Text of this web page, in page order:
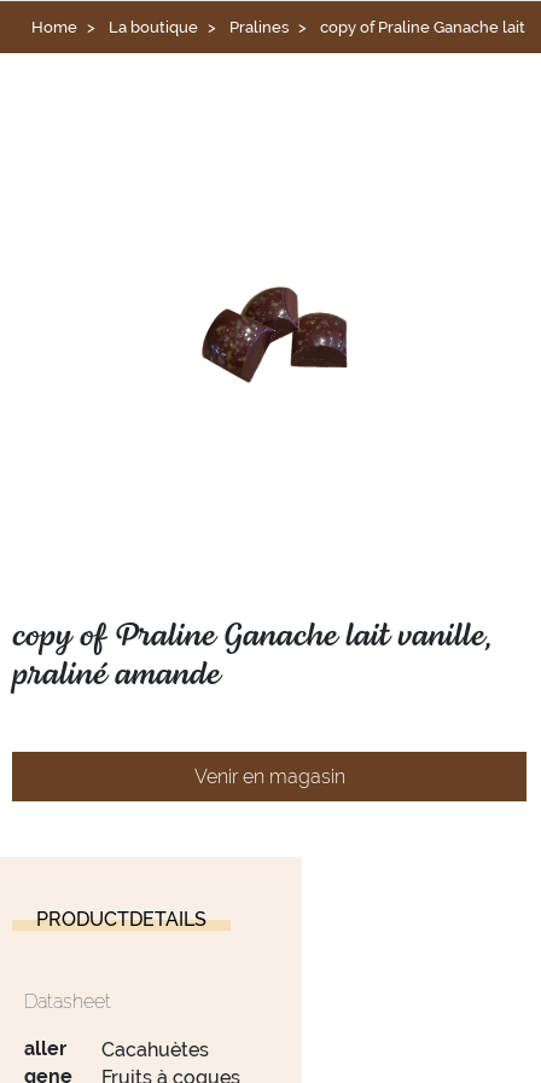
Home La boutique Pralines copy of Praline Ganache lait
copy of Praline Ganache lait vanille,
praliné amande
Venir en magasin
PRODUCTDETAILS
Datasheet
aller
gene
Cacahuètes
Fruits à coques